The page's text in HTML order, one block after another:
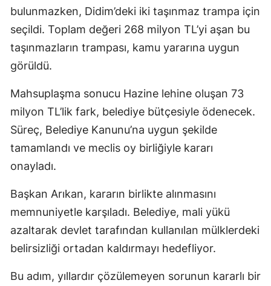
bulunmazken, Didim’deki iki taşınmaz trampa için
seçildi. Toplam değeri 268 milyon TL’yi aşan bu
taşınmazların trampası, kamu yararına uygun
görüldü.
Mahsuplaşma sonucu Hazine lehine oluşan 73
milyon TL’lik fark, belediye bütçesiyle ödenecek.
Süreç, Belediye Kanunu’na uygun şekilde
tamamlandı ve meclis oy birliğiyle kararı
onayladı.
Başkan Arıkan, kararın birlikte alınmasını
memnuniyetle karşıladı. Belediye, mali yükü
azaltarak devlet tarafından kullanılan mülklerdeki
belirsizliği ortadan kaldırmayı hedefliyor.
Bu adım, yıllardır çözülemeyen sorunun kararlı bir